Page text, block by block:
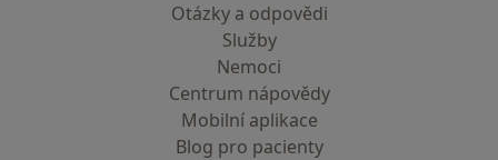
Otázky a odpovědi
Služby
Nemoci
Centrum nápovědy
Mobilní aplikace
Blog pro pacienty